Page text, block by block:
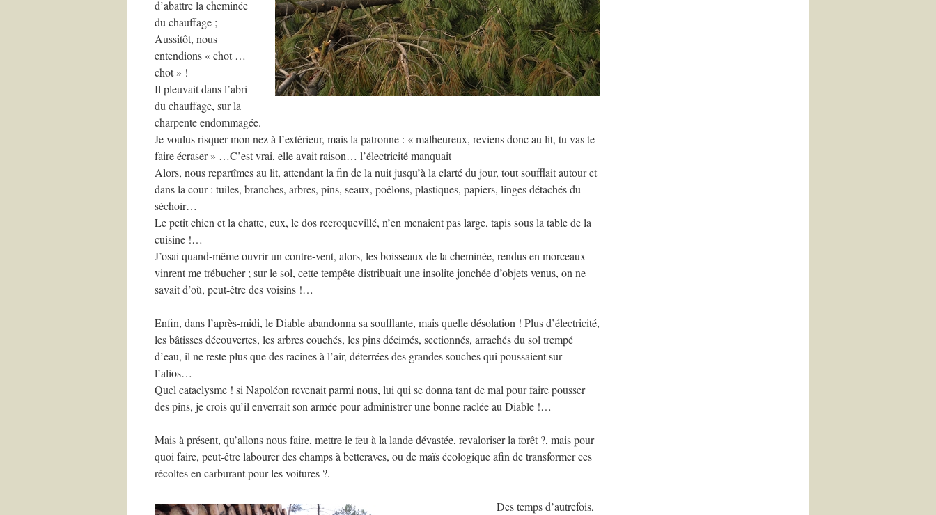
d’abattre la cheminée
du chauffage ;
Aussitôt, nous
entendions « chot …
chot » !
Il pleuvait dans l’abri
du chauffage, sur la
charpente endommagée.
Je voulus risquer mon nez à l’extérieur, mais la patronne : « malheureux, reviens donc au lit, tu vas te
faire écraser » …C’est vrai, elle avait raison… l’électricité manquait
Alors, nous repartîmes au lit, attendant la fin de la nuit jusqu’à la clarté du jour, tout soufflait autour et
dans la cour : tuiles, branches, arbres, pins, seaux, poêlons, plastiques, papiers, linges détachés du
séchoir…
Le petit chien et la chatte, eux, le dos recroquevillé, n’en menaient pas large, tapis sous la table de la
cuisine !…
J’osai quand-même ouvrir un contre-vent, alors, les boisseaux de la cheminée, rendus en morceaux
vinrent me trébucher ; sur le sol, cette tempête distribuait une insolite jonchée d’objets venus, on ne
savait d’où, peut-être des voisins !…
Enfin, dans l’après-midi, le Diable abandonna sa soufflante, mais quelle désolation ! Plus d’électricité,
les bâtisses découvertes, les arbres couchés, les pins décimés, sectionnés, arrachés du sol trempé
d’eau, il ne reste plus que des racines à l’air, déterrées des grandes souches qui poussaient sur
l’alios…
Quel cataclysme ! si Napoléon revenait parmi nous, lui qui se donna tant de mal pour faire pousser
des pins, je crois qu’il enverrait son armée pour administrer une bonne raclée au Diable !…
Mais à présent, qu’allons nous faire, mettre le feu à la lande dévastée, revaloriser la forêt ?, mais pour
quoi faire, peut-être labourer des champs à betteraves, ou de maïs écologique afin de transformer ces
récoltes en carburant pour les voitures ?.
Des temps d’autrefois,